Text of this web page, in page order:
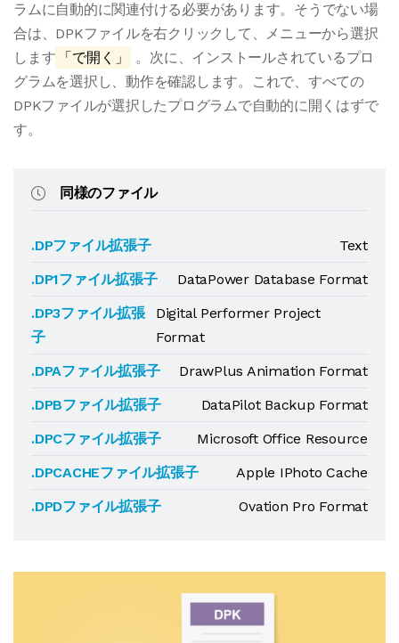
ラムに自動的に関連付ける必要があります。そうでない場
合は、DPKファイルを右クリックして、メニューから選択
します
「で開く」
。次に、インストールされているプロ
グラムを選択し、動作を確認します。これで、すべての
DPKファイルが選択したプログラムで自動的に開くはずで
す。
同様のファイル
.DPファイル拡張子
Text
.DP1ファイル拡張子
DataPower Database Format
.DP3ファイル拡張
子
Digital Performer Project
Format
.DPAファイル拡張子
DrawPlus Animation Format
.DPBファイル拡張子
DataPilot Backup Format
.DPCファイル拡張子
Microsoft Office Resource
.DPCACHEファイル拡張子
Apple IPhoto Cache
.DPDファイル拡張子
Ovation Pro Format